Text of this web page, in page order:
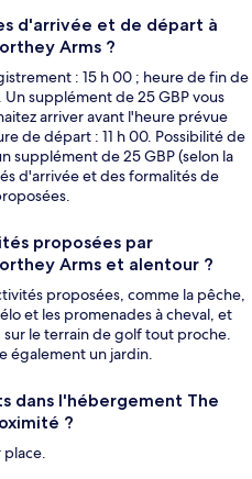
d'arrivée et de départ à
Arms ?
: 15 h 00 ; heure de fin de
supplément de 25 GBP vous
arriver avant l'heure prévue
de départ : 11 h 00. Possibilité de
supplément de 25 GBP (selon la
d'arrivée et des formalités de
proposées par
Arms et alentour ?
proposées, comme la pêche,
et les promenades à cheval, et
le terrain de golf tout proche.
également un jardin.
dans l'hébergement The
?
place.